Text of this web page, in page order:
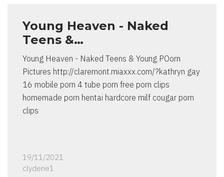
Young Heaven - Naked
Teens &…
Young Heaven - Naked Teens & Young POorn
Pictures http://claremont.miaxxx.com/?kathryn gay
16 mobile porn 4 tube porn free porn clips
homemade porn hentai hardcore milf cougar porn
clips
19/11/2021
clydene1